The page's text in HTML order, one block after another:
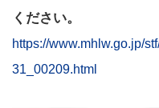
ください。
https://www.mhlw.go.jp/
31_00209.html